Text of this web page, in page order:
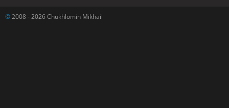
© 2008 - 2026 Chukhlomin Mikhail